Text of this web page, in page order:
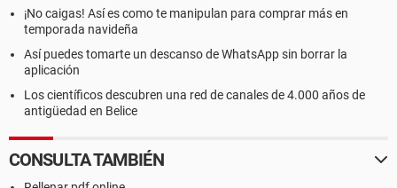
¡No caigas! Así es como te manipulan para comprar más en
temporada navideña
Así puedes tomarte un descanso de WhatsApp sin borrar la
aplicación
Los científicos descubren una red de canales de 4.000 años de
antigüedad en Belice
CONSULTA TAMBIÉN